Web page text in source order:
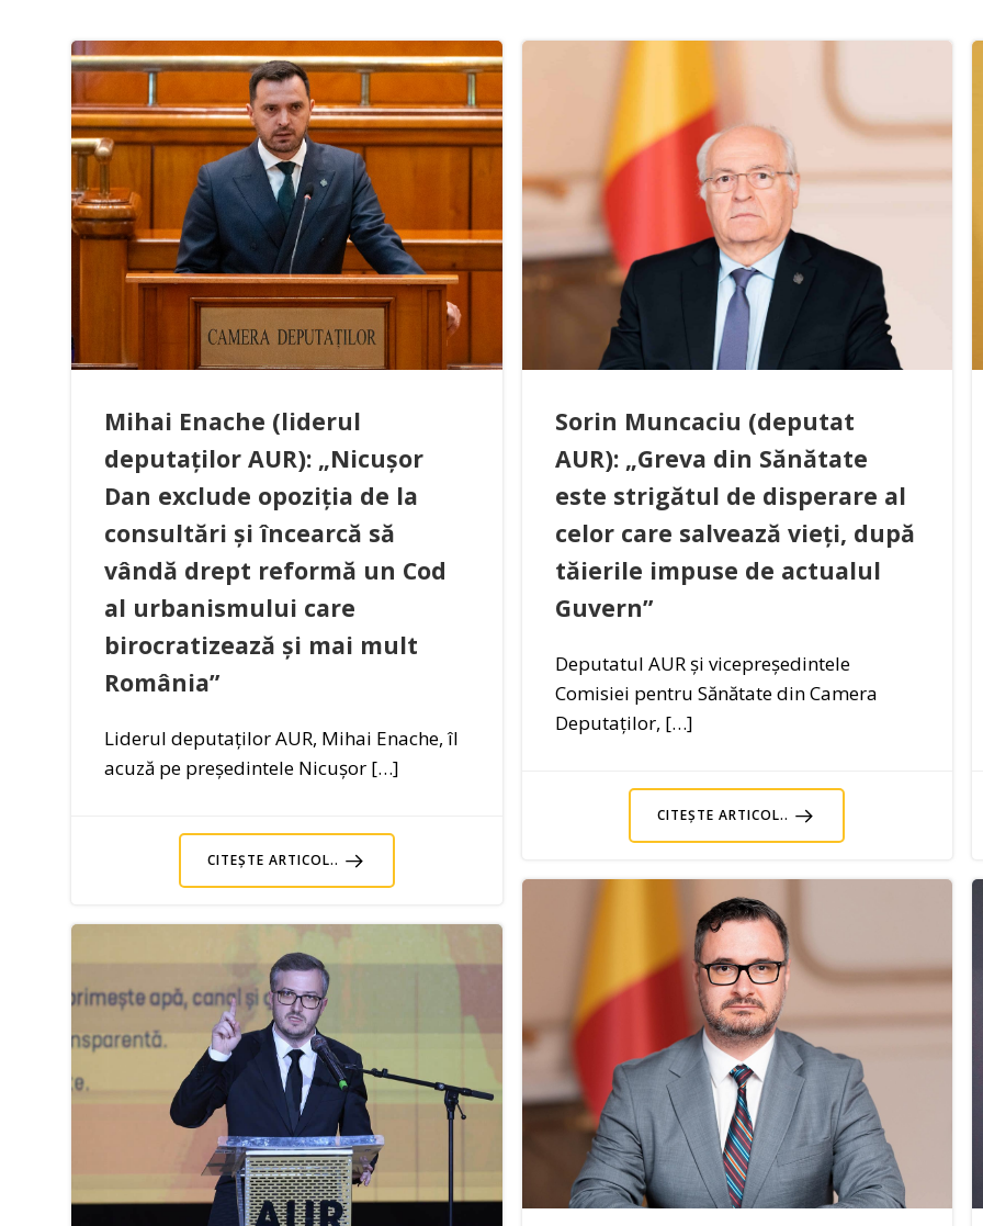
Mihai Enache (liderul
deputaților AUR): „Nicușor
Dan exclude opoziția de la
consultări și încearcă să
vândă drept reformă un Cod
al urbanismului care
birocratizează și mai mult
România”
Liderul deputaților AUR, Mihai Enache, îl
acuză pe președintele Nicușor […]
CITEȘTE ARTICOL..
Sorin Muncaciu (deputat
AUR): „Greva din Sănătate
este strigătul de disperare al
celor care salvează vieți, după
tăierile impuse de actualul
Guvern”
Deputatul AUR și vicepreședintele
Comisiei pentru Sănătate din Camera
Deputaților, […]
CITEȘTE ARTICOL..